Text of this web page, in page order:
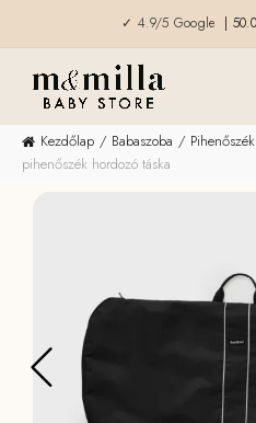
✓ 4.9/5 Google |
Kezdőlap Babaszoba Pihenőszék
pihenőszék hordozó táska